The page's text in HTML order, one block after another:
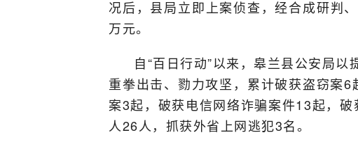
况后，县局立即上案侦查，经合成研判
万元。
自“百日行动”以来，皋兰县公安局以
重拳出击、勠力攻坚，累计破获盗窃案
案3起，破获电信网络诈骗案件13起，
人26人，抓获外省上网逃犯3名。